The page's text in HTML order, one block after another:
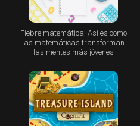
Fiebre matemática: Así es como
las matemáticas transforman
las mentes más jóvenes